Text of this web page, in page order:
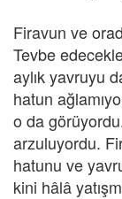
Firavun ve
Tevbe
aylık yavruyu
hatun
o da
arzuluyordu.
hatunu ve
kini hâlâ